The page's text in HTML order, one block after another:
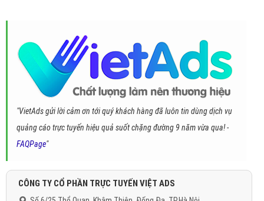
"VietAds gửi lời cảm ơn tới quý khách hàng đã luôn tin dùng dịch vụ
quảng cáo trực tuyến hiệu quả suốt chặng đường 9 năm vừa qua! -
FAQPage"
CÔNG TY CỔ PHẦN TRỰC TUYẾN VIỆT ADS